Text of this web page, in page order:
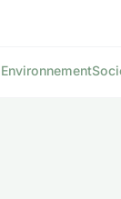
Environnement